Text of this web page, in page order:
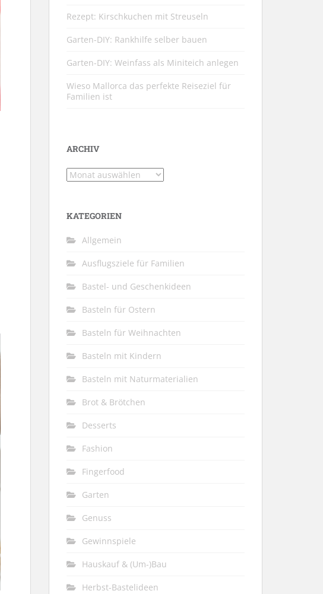
Rezept: Kirschkuchen mit Streuseln
Garten-DIY: Rankhilfe selber bauen
Garten-DIY: Weinfass als Miniteich anlegen
Wieso Mallorca das perfekte Reiseziel für
Familien ist
ARCHIV
Archiv
KATEGORIEN
Allgemein
Ausflugsziele für Familien
Bastel- und Geschenkideen
Basteln für Ostern
Basteln für Weihnachten
Basteln mit Kindern
Basteln mit Naturmaterialien
Brot & Brötchen
Desserts
Fashion
Fingerfood
Garten
Genuss
Gewinnspiele
Hauskauf & (Um-)Bau
Herbst-Bastelideen